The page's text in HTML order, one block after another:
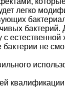
легко
бактерий.
естественной
не